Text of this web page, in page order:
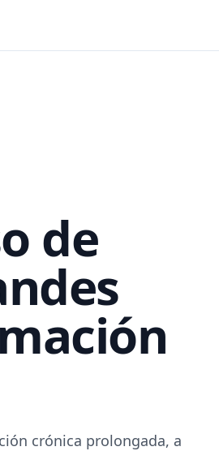
de
crónica prolongada, a